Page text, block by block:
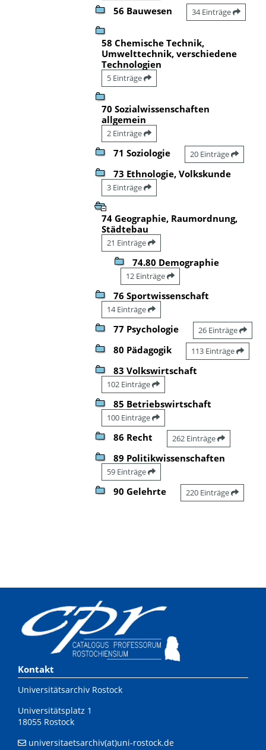
56 Bauwesen 34 Einträge
58 Chemische Technik,
Umwelttechnik, verschiedene
Technologien
5 Einträge
70 Sozialwissenschaften
allgemein
2 Einträge
71 Soziologie 20 Einträge
73 Ethnologie, Volkskunde
3 Einträge
74 Geographie, Raumordnung,
Städtebau
21 Einträge
74.80 Demographie
12 Einträge
76 Sportwissenschaft
14 Einträge
77 Psychologie 26 Einträge
80 Pädagogik 113 Einträge
83 Volkswirtschaft
102 Einträge
85 Betriebswirtschaft
100 Einträge
86 Recht 262 Einträge
89 Politikwissenschaften
59 Einträge
90 Gelehrte 220 Einträge
Kontakt
Universitätsarchiv Rostock
Universitätsplatz 1
18055 Rostock
universitaetsarchiv(at)uni-rostock.de